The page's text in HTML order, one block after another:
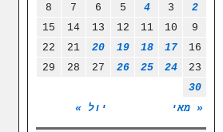
« מאי יול »
2
3
4
5
6
7
8
9
10
11
12
13
14
15
16
17
18
19
20
21
22
23
24
25
26
27
28
29
30